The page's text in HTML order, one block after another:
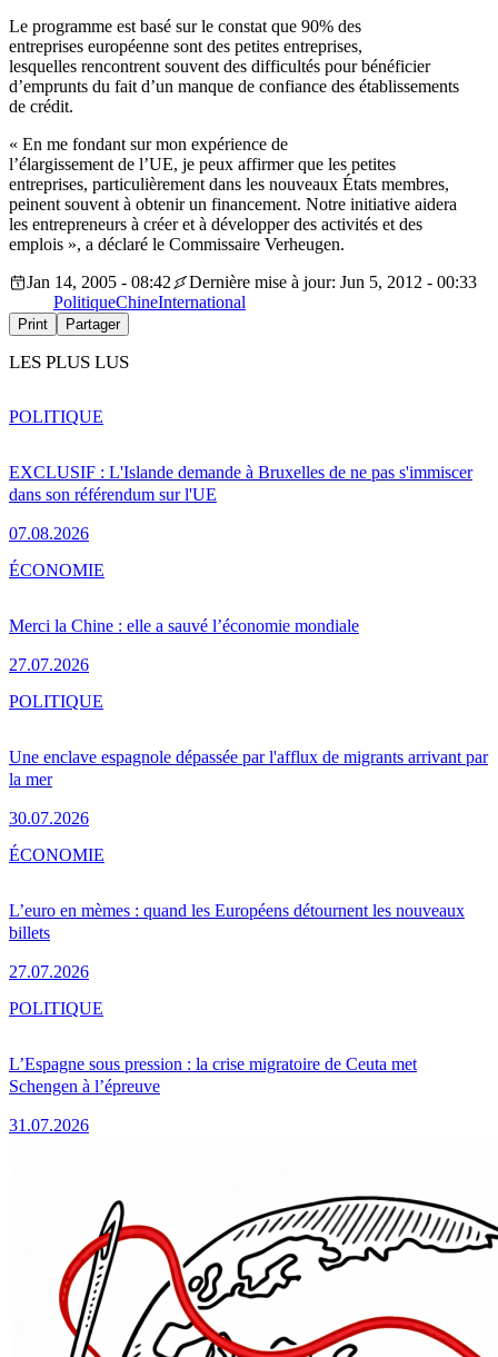
Le programme est basé sur le constat que 90% des
entreprises européenne sont des petites entreprises,
lesquelles rencontrent souvent des difficultés pour bénéficier
d’emprunts du fait d’un manque de confiance des établissements
de crédit.
« En me fondant sur mon expérience de
l’élargissement de l’UE, je peux affirmer que les petites
entreprises, particulièrement dans les nouveaux États membres,
peinent souvent à obtenir un financement. Notre initiative aidera
les entrepreneurs à créer et à développer des activités et des
emplois », a déclaré le Commissaire Verheugen.
Jan 14, 2005 - 08:42
Dernière mise à jour: Jun 5, 2012 - 00:33
PolitiqueChineInternational
Print Partager
LES PLUS LUS
EXCLUSIF : L'Islande demande à Bruxelles de ne pas s'immiscer
dans son référendum sur l'UE
07.08.2026
POLITIQUE
Merci la Chine : elle a sauvé l’économie mondiale
27.07.2026
ÉCONOMIE
Une enclave espagnole dépassée par l'afflux de migrants arrivant par
la mer
30.07.2026
POLITIQUE
L’euro en mèmes : quand les Européens détournent les nouveaux
billets
27.07.2026
ÉCONOMIE
L’Espagne sous pression : la crise migratoire de Ceuta met
Schengen à l’épreuve
31.07.2026
POLITIQUE